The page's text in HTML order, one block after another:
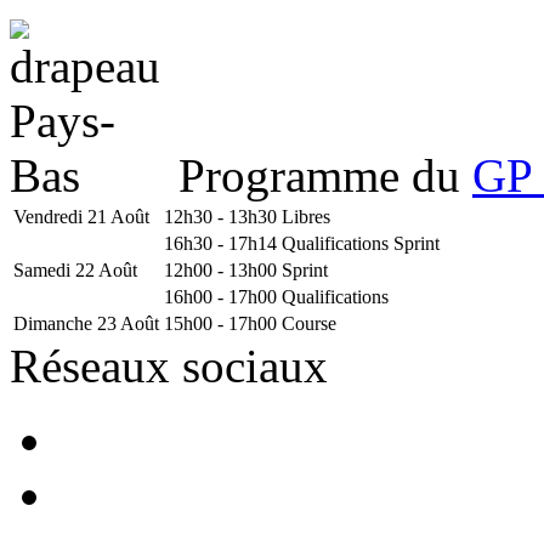
Programme du
Vendredi 21 Août 12h30 - 13h30 Libres
16h30 - 17h14 Qualifications Sprint
Samedi 22 Août
12h00 - 13h00 Sprint
16h00 - 17h00 Qualifications
Dimanche 23 Août 15h00 - 17h00 Course
Réseaux sociaux